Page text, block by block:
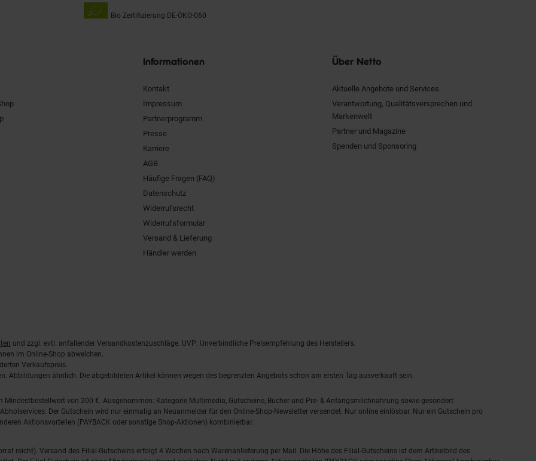
Bio Zertifizierung DE-ÖKO-060
Informationen
Kontakt
Impressum
Partnerprogramm
Presse
Karriere
AGB
Häufige Fragen (FAQ)
Datenschutz
Widerrufsrecht
Widerrufsformular
Versand & Lieferung
Händler werden
Über Netto
Aktuelle Angebote und Services
Verantwortung, Qualitätsversprechen und
Markenwelt
Partner und Magazine
Spenden und Sponsoring
und zzgl. evtl. anfallender Versandkostenzuschläge. UVP: Unverbindliche Preisempfehlung des Herstellers.
im Online-Shop abweichen.
Verkaufspreis.
Abbildungen ähnlich. Die abgebildeten Artikel können wegen des begrenzten Angebots schon am ersten Tag ausverkauft sein.
von 200 €. Ausgenommen: Kategorie Multimedia, Gutscheine, Bücher und Pre- & Anfangsmilchnahrung sowie gesondert
Der Gutschein wird nur einmalig an Neuanmelder für den Online-Shop-Newsletter versendet. Nur online einlösbar. Nur ein Gutschein pro
Aktionsvorteilen (PAYBACK oder sonstige Shop-Aktionen) kombinierbar.
reicht). Versand des Filial-Gutscheins erfolgt 4 Wochen nach Warenanlieferung per Mail. Die Höhe des Filial-Gutscheins ist dem Artikelbild des